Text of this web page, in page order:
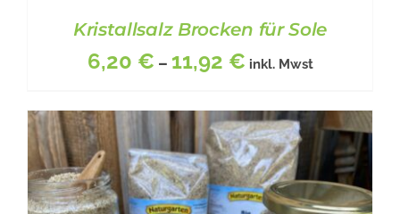
Kristallsalz Brocken für Sole
6,20 € – 11,92 € inkl. Mwst